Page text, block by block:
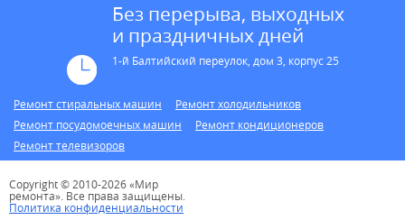
Без перерыва, выходных
и праздничных дней
1-й Балтийский переулок, дом 3, корпус 25
Ремонт стиральных машин
Ремонт холодильников
Ремонт посудомоечных машин
Ремонт кондиционеров
Ремонт телевизоров
Copyright © 2010-2026 «Мир
ремонта». Все права защищены.
Политика конфиденциальности